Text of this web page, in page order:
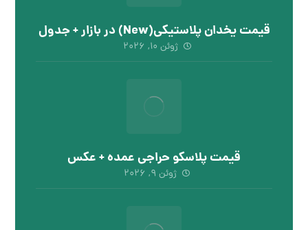
قیمت یخدان پلاستیکی(New) در بازار + جدول
ژوئن ۱۰, ۲۰۲۶
قیمت پلاسکو حراجی عمده + عکس
ژوئن ۹, ۲۰۲۶